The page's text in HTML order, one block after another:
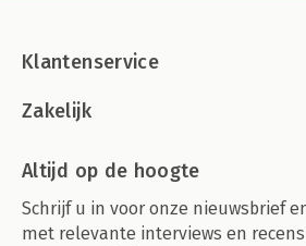
Klantenservice
Zakelijk
Altijd op de hoogte
Schrijf u in voor onze nieuwsbrief
met relevante interviews en